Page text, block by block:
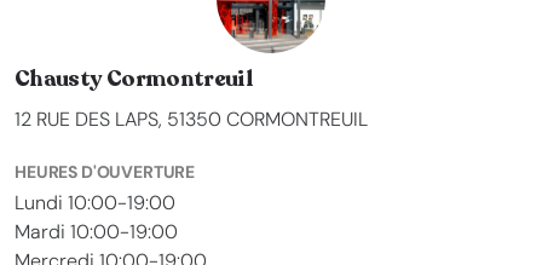
Chausty Cormontreuil
12 RUE DES LAPS, 51350 CORMONTREUIL
HEURES D'OUVERTURE
Lundi 10:00-19:00
Mardi 10:00-19:00